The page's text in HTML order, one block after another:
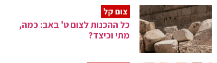
צום קל
כל ההכנות לצום ט' באב: כמה,
מתי וכיצד?